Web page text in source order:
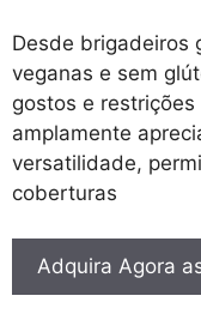
Desde brigadeiros
veganas e sem
gostos e
amplamente
versatilidade,
coberturas
Adquira Agora